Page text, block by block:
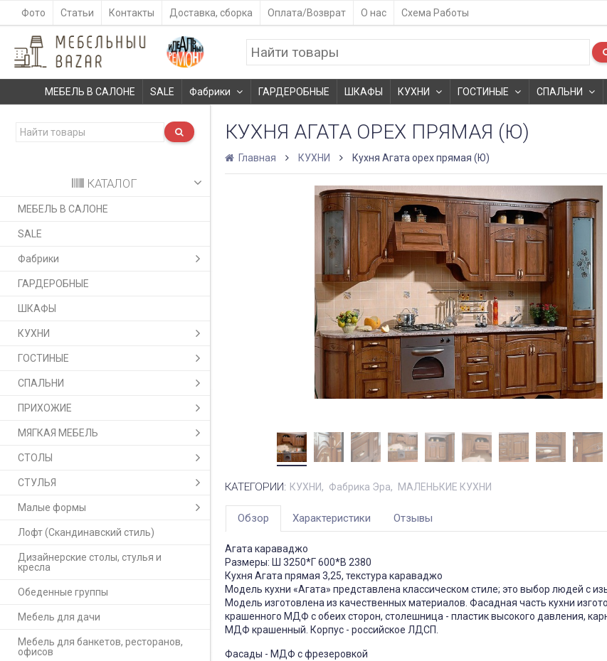
Фото Статьи Контакты Доставка, сборка Оплата/Возврат О нас Схема Работы
МЕБЕЛЬ В САЛОНЕ SALE Фабрики ГАРДЕРОБНЫЕ ШКАФЫ КУХНИ ГОСТИНЫЕ СПАЛЬНИ
КАТАЛОГ
МЕБЕЛЬ В САЛОНЕ
SALE
Фабрики
ГАРДЕРОБНЫЕ
ШКАФЫ
КУХНИ
ГОСТИНЫЕ
СПАЛЬНИ
ПРИХОЖИЕ
МЯГКАЯ МЕБЕЛЬ
СТОЛЫ
СТУЛЬЯ
Малые формы
Лофт (Скандинавский стиль)
Дизайнерские столы, стулья и
кресла
Обеденные группы
Мебель для дачи
Мебель для банкетов, ресторанов,
офисов
КУХНЯ АГАТА ОРЕХ ПРЯМАЯ (Ю)
Главная КУХНИ Кухня Агата орех прямая (Ю)
КАТЕГОРИИ: КУХНИ Фабрика Эра МАЛЕНЬКИЕ КУХНИ
Обзор Характеристики Отзывы
Агата караваджо
Размеры: Ш 3250*Г 600*В 2380
Кухня Агата прямая 3,25, текстура караваджо
Модель кухни «Агата» представлена классическом стиле; это выбор людей с
Модель изготовлена из качественных материалов. Фасадная часть кухни
крашенного МДФ с обеих сторон, столешница - пластик высокого давления,
МДФ крашенный. Корпус - российское ЛДСП.
Фасады - МДФ с фрезеровкой